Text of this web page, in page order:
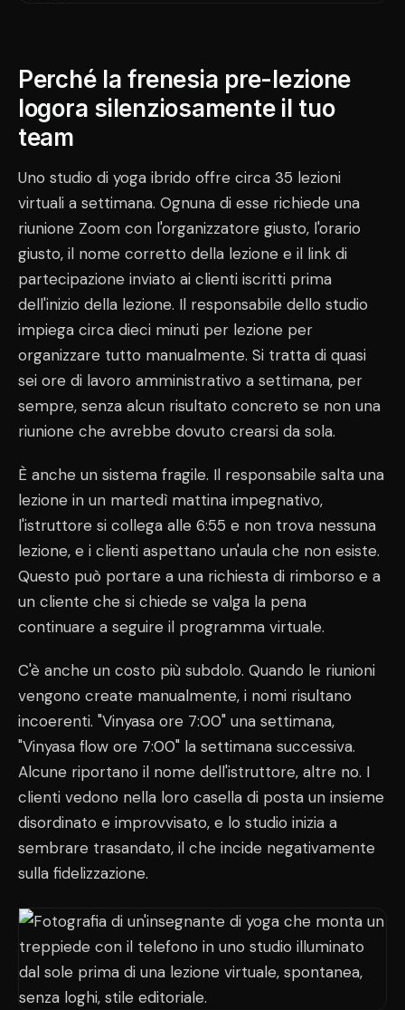
Perché la frenesia pre-lezione
logora silenziosamente il tuo
team
Uno studio di yoga ibrido offre circa 35 lezioni
virtuali a settimana. Ognuna di esse richiede una
riunione Zoom con l'organizzatore giusto, l'orario
giusto, il nome corretto della lezione e il link di
partecipazione inviato ai clienti iscritti prima
dell'inizio della lezione. Il responsabile dello studio
impiega circa dieci minuti per lezione per
organizzare tutto manualmente. Si tratta di quasi
sei ore di lavoro amministrativo a settimana, per
sempre, senza alcun risultato concreto se non una
riunione che avrebbe dovuto crearsi da sola.
È anche un sistema fragile. Il responsabile salta una
lezione in un martedì mattina impegnativo,
l'istruttore si collega alle 6:55 e non trova nessuna
lezione, e i clienti aspettano un'aula che non esiste.
Questo può portare a una richiesta di rimborso e a
un cliente che si chiede se valga la pena
continuare a seguire il programma virtuale.
C'è anche un costo più subdolo. Quando le riunioni
vengono create manualmente, i nomi risultano
incoerenti. "Vinyasa ore 7:00" una settimana,
"Vinyasa flow ore 7:00" la settimana successiva.
Alcune riportano il nome dell'istruttore, altre no. I
clienti vedono nella loro casella di posta un insieme
disordinato e improvvisato, e lo studio inizia a
sembrare trasandato, il che incide negativamente
sulla fidelizzazione.